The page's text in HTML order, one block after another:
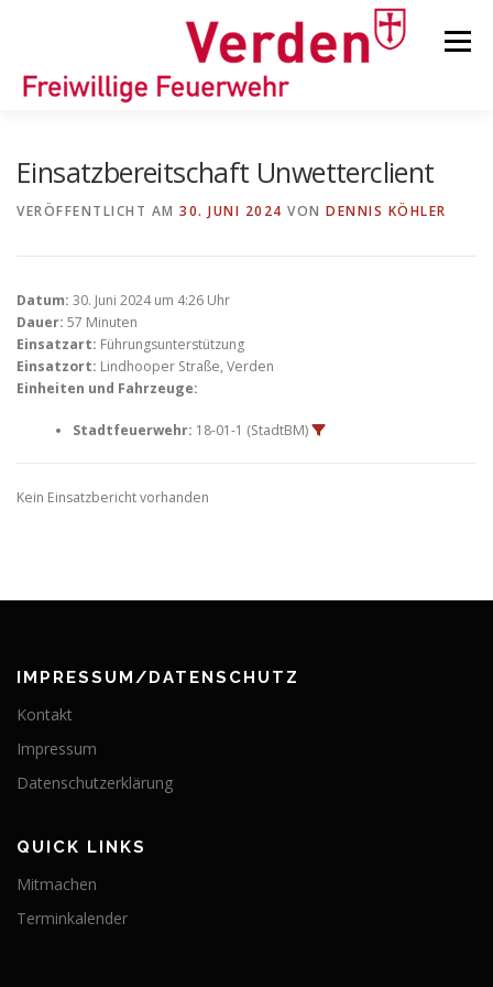
Menü
KINDER-/JUGENDFEUERWEHR
Einsatzbereitschaft Unwetterclient
VERÖFFENTLICHT AM 30. JUNI 2024 VON DENNIS KÖHLER
Datum: 30. Juni 2024 um 4:26 Uhr
Dauer: 57 Minuten
Einsatzart: Führungsunterstützung
Einsatzort: Lindhooper Straße, Verden
Einheiten und Fahrzeuge:
Stadtfeuerwehr: 18-01-1 (StadtBM)
Kein Einsatzbericht vorhanden
IMPRESSUM/DATENSCHUTZ
Kontakt
Impressum
Datenschutzerklärung
QUICK LINKS
Mitmachen
Terminkalender